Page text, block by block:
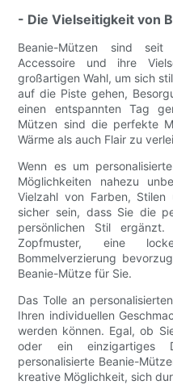
- Die Vielseitigkeit von
Beanie-Mützen sind
Accessoire und ihre
großartigen Wahl, um sich
auf die Piste gehen,
einen entspannten Tag
Mützen sind die perfekte
Wärme als auch Flair zu
Wenn es um
Möglichkeiten nahezu
Vielzahl von Farben,
sicher sein, dass Sie die
persönlichen Stil
Zopfmuster, eine
Bommelverzierung
Beanie-Mütze für Sie.
Das Tolle an
Ihren individuellen
werden können. Egal, ob
oder ein einzigartiges
personalisierte Beanie-
kreative Möglichkeit, sich